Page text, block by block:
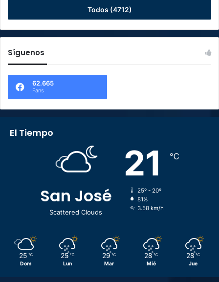
Todos (4712)
Síguenos
62.665
Fans
El Tiempo
San José
Scattered Clouds
21 ℃
25º - 20º
81%
3.58 km/h
25 ℃
Dom
25 ℃
Lun
29 ℃
Mar
28 ℃
Mié
28 ℃
Jue